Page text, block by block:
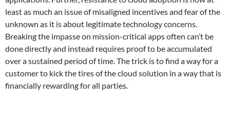
least as much an issue of misaligned incentives and fear of the
unknown as it is about legitimate technology concerns.
Breaking the impasse on mission-critical apps often can’t be
done directly and instead requires proof to be accumulated
over a sustained period of time. The trick is to find a way for a
customer to kick the tires of the cloud solution in a way that is
financially rewarding for all parties.